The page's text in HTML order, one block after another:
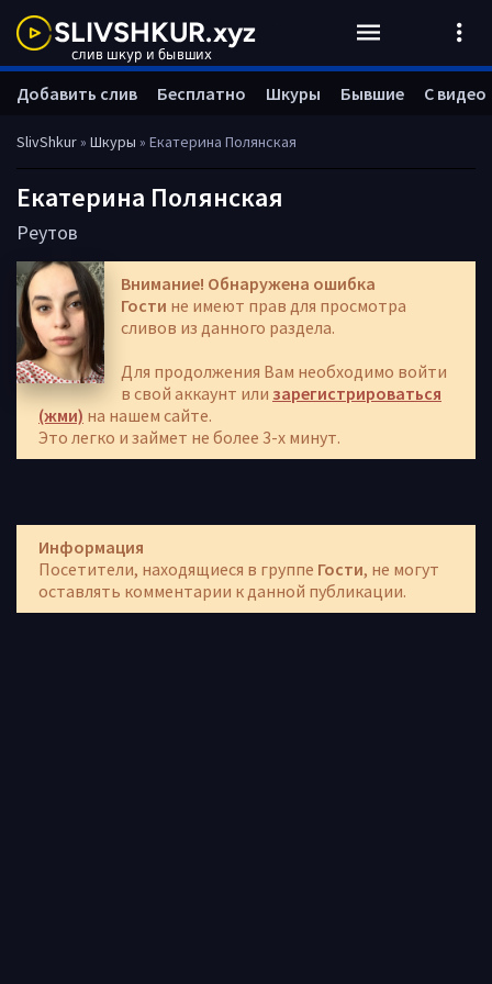
SlivShkur» Шкуры » Екатерина Полянская
Екатерина Полянская
Реутов
Внимание! Обнаружена ошибка
Гости не имеют прав для просмотра
сливов из данного раздела.
Для продолжения Вам необходимо войти
в свой аккаунт или зарегистрироваться
(жми) на нашем сайте.
Это легко и займет не более 3-х минут.
Информация
Посетители, находящиеся в группе Гости, не могут
оставлять комментарии к данной публикации.
Добавить слив Бесплатно Шкуры Бывшие С видео